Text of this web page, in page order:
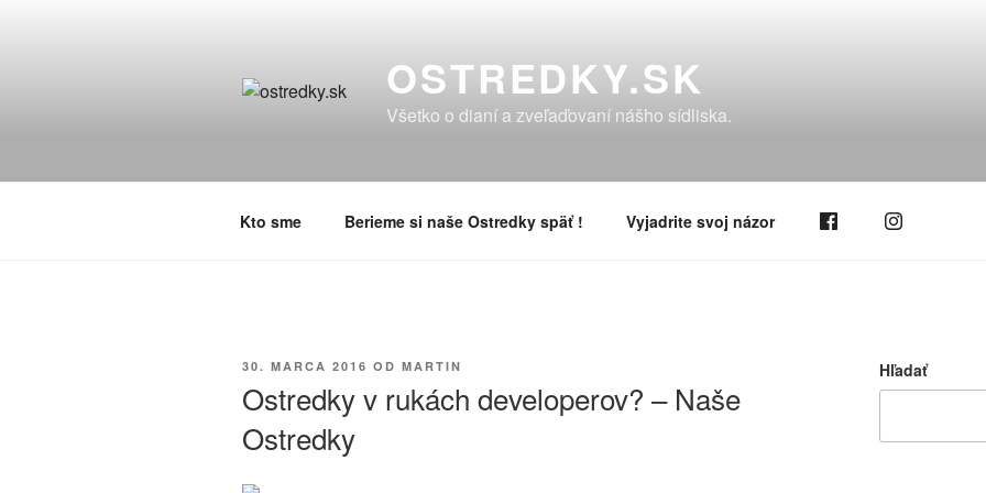
OSTREDKY.SK
Všetko o dianí a zveľaďovaní nášho sídliska.
Kto sme Berieme si naše Ostredky späť ! Vyjadrite svoj názor
PUBLIKOVANÉ
30. MARCA 2016 OD MARTIN
Ostredky v rukách developerov? – Naše
Ostredky
Hľadať